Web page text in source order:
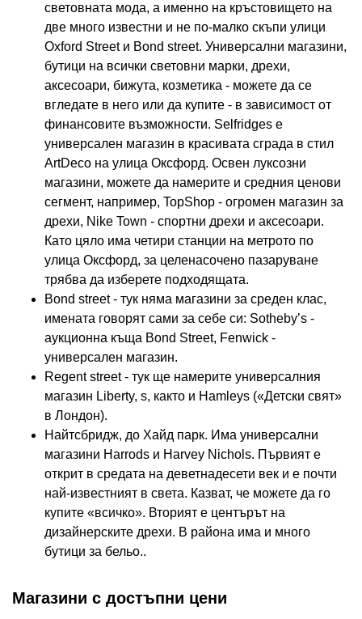
световната мода, а именно на кръстовището на
две много известни и не по-малко скъпи улици
Oxford Street и Bond street. Универсални магазини,
бутици на всички световни марки, дрехи,
аксесоари, бижута, козметика - можете да се
вгледате в него или да купите - в зависимост от
финансовите възможности. Selfridges е
универсален магазин в красивата сграда в стил
ArtDeco на улица Оксфорд. Освен луксозни
магазини, можете да намерите и средния ценови
сегмент, например, TopShop - огромен магазин за
дрехи, Nike Town - спортни дрехи и аксесоари.
Като цяло има четири станции на метрото по
улица Оксфорд, за целенасочено пазаруване
трябва да изберете подходящата.
Bond street - тук няма магазини за среден клас,
имената говорят сами за себе си: Sotheby’s -
аукционна къща Bond Street, Fenwick -
универсален магазин.
Regent street - тук ще намерите универсалния
магазин Liberty, s, както и Hamleys («Детски свят»
в Лондон).
Найтсбридж, до Хайд парк. Има универсални
магазини Harrods и Harvey Nichols. Първият е
открит в средата на деветнадесети век и е почти
най-известният в света. Казват, че можете да го
купите «всичко». Вторият е центърът на
дизайнерските дрехи. В района има и много
бутици за бельо..
Магазини с достъпни цени